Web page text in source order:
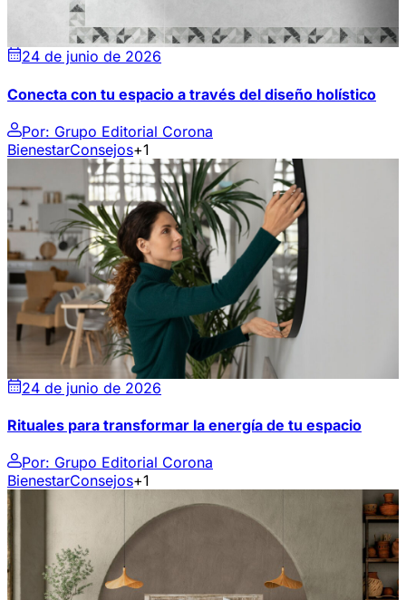
24 de junio de 2026
Conecta con tu espacio a través del diseño holístico
Por: Grupo Editorial Corona
BienestarConsejos+1
24 de junio de 2026
Rituales para transformar la energía de tu espacio
Por: Grupo Editorial Corona
BienestarConsejos+1